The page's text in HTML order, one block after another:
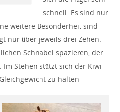
schnell. Es sind nur
weitere Besonderheit sind
nur über jeweils drei Zehen.
Schnabel spazieren, der
Stehen stützt sich der Kiwi
zu halten.